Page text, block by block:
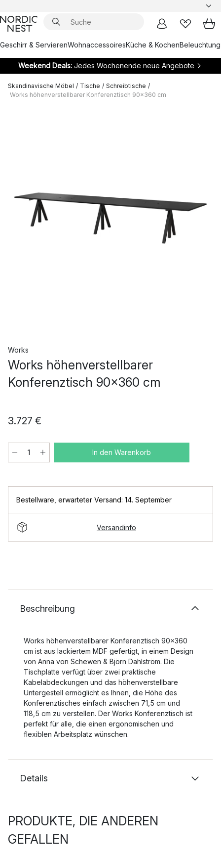
Geschirr & ServierenWohnaccessoiresKüche & KochenBeleuchtung
Weekend Deals:Jedes Wochenende neue Angebote
Skandinavische Möbel / Tische / Schreibtische /
Works höhenverstellbarer Konferenztisch 90x360 cm
Works
Works höhenverstellbarer
Konferenztisch 90x360 cm
3.727 €
In den Warenkorb
Bestellware erwarteter Versand: 14. September
Versandinfo
Beschreibung
Works höhenverstellbarer Konferenztisch 90x360
cm ist aus lackiertem MDF gefertigt, in einem Design
von Anna von Schewen & Björn Dahlström. Die
Tischplatte verfügt über zwei praktische
Kabelabdeckungen und das höhenverstellbare
Untergestell ermöglicht es Ihnen, die Höhe des
Konferenztisches einfach zwischen 71,5 cm und
118,5 cm zu verstellen. Der Works Konferenztisch ist
perfekt für alle, die einen ergonomischen und
flexiblen Arbeitsplatz wünschen.
Details
PRODUKTE, DIE ANDEREN
GEFALLEN